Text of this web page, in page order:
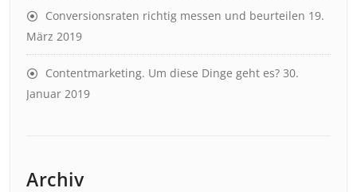
Conversionsraten richtig messen und beurteilen 19.
März 2019
Contentmarketing. Um diese Dinge geht es? 30.
Januar 2019
Archiv